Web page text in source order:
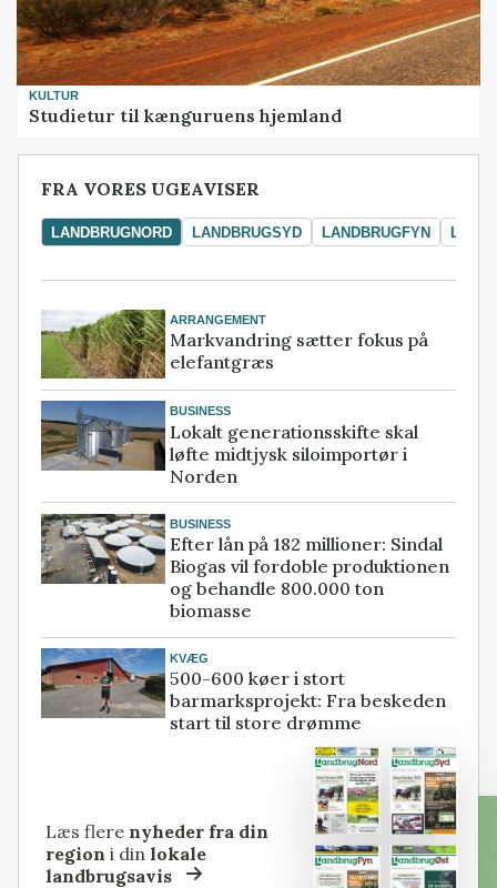
KULTUR
Studietur til kænguruens hjemland
FRA VORES UGEAVISER
LANDBRUGNORD LANDBRUGSYD LANDBRUGFYN
ARRANGEMENT
Markvandring sætter fokus på
elefantgræs
BUSINESS
Lokalt generationsskifte skal
løfte midtjysk siloimportør i
Norden
BUSINESS
Efter lån på 182 millioner: Sindal
Biogas vil fordoble produktionen
og behandle 800.000 ton
biomasse
KVÆG
500-600 køer i stort
barmarksprojekt: Fra beskeden
start til store drømme
Læs flere nyheder fra din
region i dinlokale
landbrugsavis